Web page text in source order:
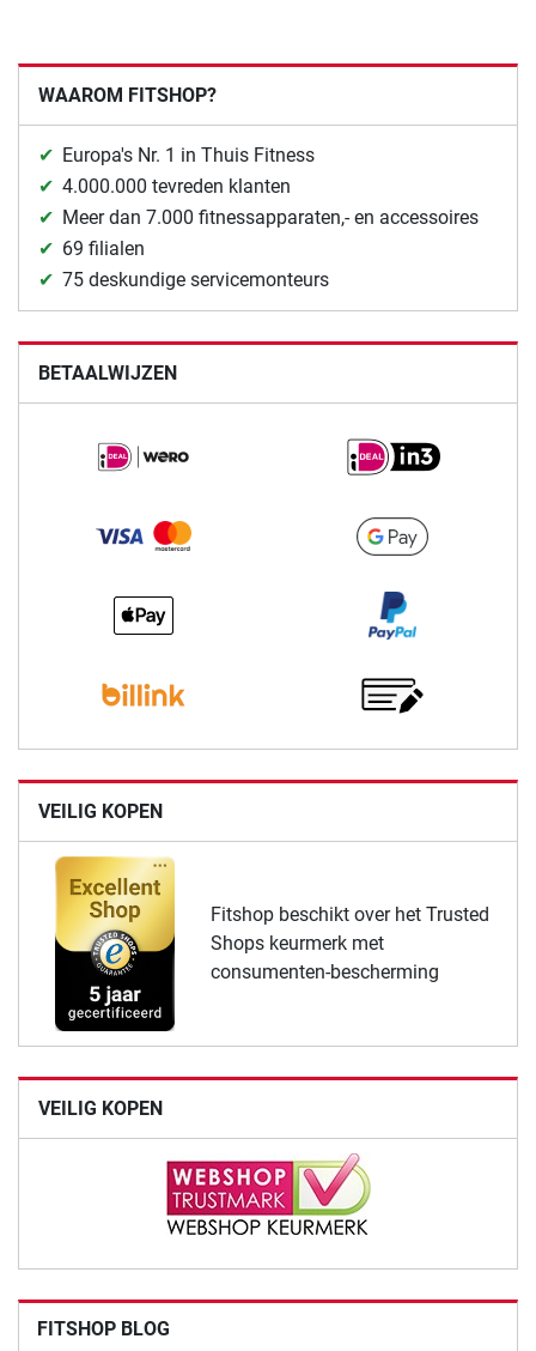
WAAROM FITSHOP?
Europa's Nr. 1 in Thuis Fitness
4.000.000 tevreden klanten
Meer dan 7.000 fitnessapparaten,- en accessoires
69 filialen
75 deskundige servicemonteurs
BETAALWIJZEN
VEILIG KOPEN
Fitshop beschikt over het Trusted
Shops keurmerk met
consumenten-bescherming
VEILIG KOPEN
FITSHOP BLOG